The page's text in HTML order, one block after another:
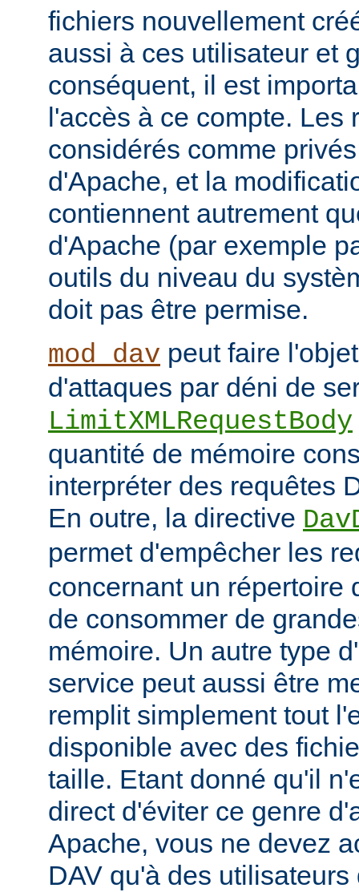
fichiers nouvellement
aussi à ces utilisateur et
conséquent, il est
l'accès à ce compte. Les
considérés comme
d'Apache, et la
contiennent autrement
d'Apache (par exemple
outils du niveau du
doit pas être permise.
mod_dav peut faire
d'attaques par déni de
LimitXMLRequestBody
quantité de mémoire
interpréter des requêtes
En outre, la directive
permet d'empêcher les
concernant un répertoire
de consommer de
mémoire. Un autre type
service peut aussi être
remplit simplement tout
disponible avec des
taille. Etant donné qu'il
direct d'éviter ce genre
Apache, vous ne devez
DAV qu'à des